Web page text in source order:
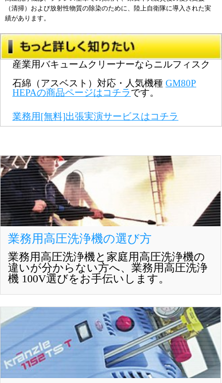
（清掃）および放射性物質の除染のために、陸上自衛隊に導入された実
績があります。
産業用バキュームクリーナーならニルフィスク
石綿（アスベスト）対応・人気機種 GM80P
HEPAの商品ページはコチラです。
業務用[無料]出張実演サービスはコチラ
業務用高圧洗浄機の選び方
業務用高圧洗浄機と家庭用高圧洗浄機の
違いが分からない方へ、業務用高圧洗浄
機 100V選びをお手伝いします。